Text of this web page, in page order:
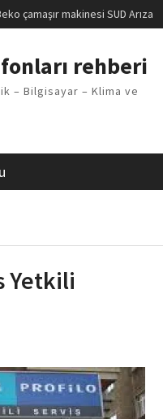
çamaşır makinesi SUD Arıza
Çözümü
Arıza Kodu Regal kombi
kombi F3 Hatası
Yöntemleri
rehberi
– Bilgisayar – Klima ve
Yetkili